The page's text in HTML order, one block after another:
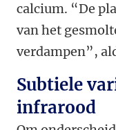
calcium. “De
van het
verdampen”,
Subtiele
infrarood